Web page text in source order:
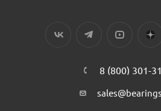
8 (800) 301-